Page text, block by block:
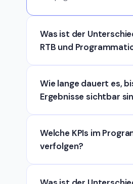
Was ist der
RTB und
Wie lange dauert es,
Ergebnisse sichtbar
Welche KPIs im
verfolgen?